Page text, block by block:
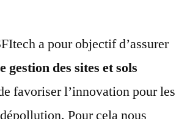
a pour objectif d’assurer
gestion des sites et sols
favoriser l’innovation pour les
Pour cela nous